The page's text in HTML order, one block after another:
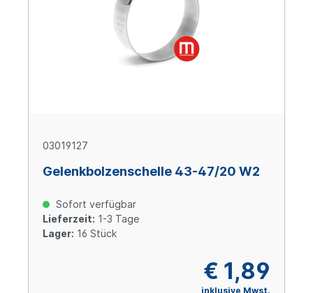
03019127
Gelenkbolzenschelle 43-47/20 W2
Sofort verfügbar
Lieferzeit: 1-3 Tage
Lager: 16 Stück
€ 1,89
inklusive Mwst.